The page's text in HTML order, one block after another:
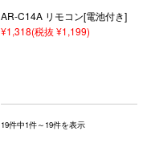
AR-C14A リモコン[電池付き]
¥1,318(税抜 ¥1,199)
19件中1件～19件を表示